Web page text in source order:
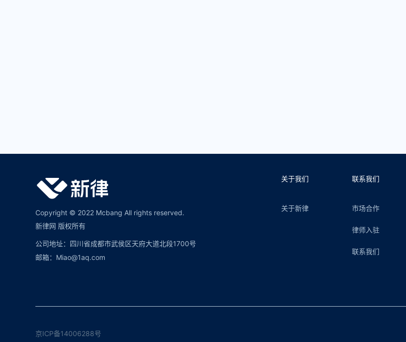
Copyright © 2022 Mcbang All rights reserved.
新律网 版权所有
公司地址：四川省成都市武侯区天府大道北段1700号
邮箱：Miao@1aq.com
关于我们
关于新律
联系我们
市场合作
律师入驻
联系我们
京ICP备14006288号